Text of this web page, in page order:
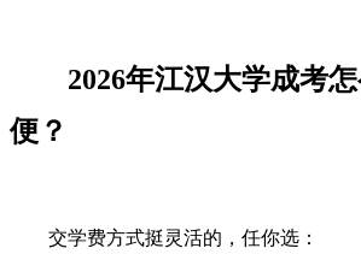
2026年江汉大学成考
便？
交学费方式挺灵活的，任你选：